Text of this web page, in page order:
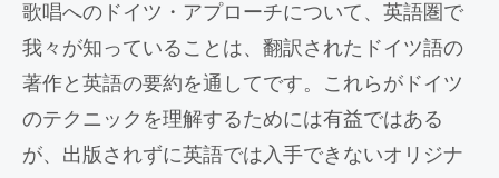
歌唱へのドイツ・アプローチについて、英語圏で
我々が知っていることは、翻訳されたドイツ語の
著作と英語の要約を通してです。これらがドイツ
のテクニックを理解するためには有益ではある
が、出版されずに英語では入手できないオリジナ